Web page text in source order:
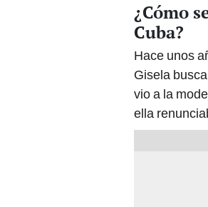
¿Cómo
Cuba?
Hace unos
Gisela
vio a la
ella